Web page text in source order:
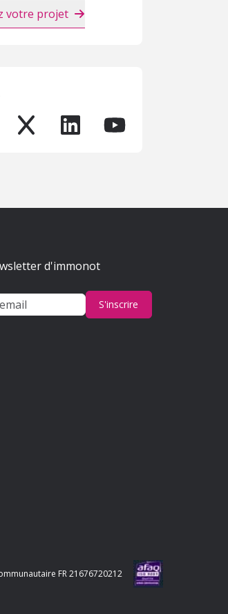
votre projet
d'immonot
S'inscrire
FR 21676720212